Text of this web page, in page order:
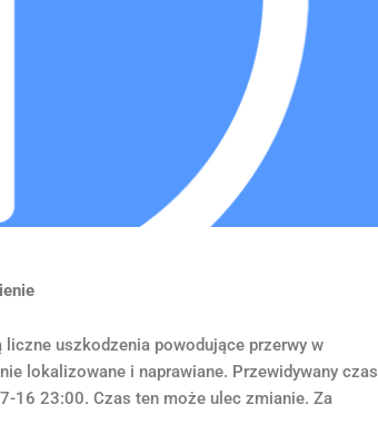
uszkodzenia powodujące przerwy w
lokalizowane i naprawiane. Przewidywany czas
16 23:00. Czas ten może ulec zmianie. Za